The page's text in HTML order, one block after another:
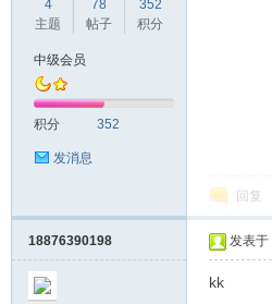
4
主题
78
帖子
352
积分
中级会员
积分 352
发消息
回复
18876390198 发表
kk